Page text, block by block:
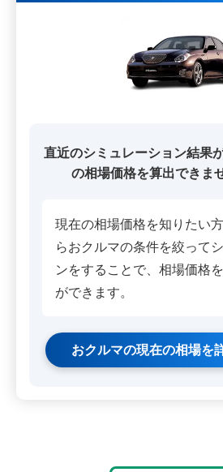
直近のシミュレーション結果
の相場価格を算出できま
現在の相場価格を知りたい
らおクルマの条件を絞って
ンをすることで、相場価格
ができます。
おクルマの現在の相場を